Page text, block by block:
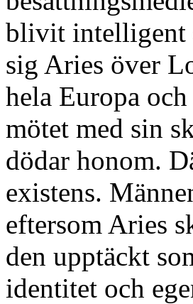
blivit intelligent
sig Aries över
hela Europa
mötet med sin
dödar honom.
existens.
eftersom Aries
den upptäckt
identitet och